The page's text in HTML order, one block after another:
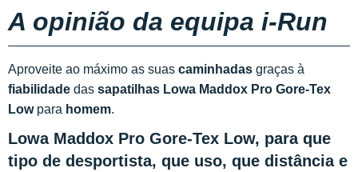
A opinião da equipa i-Run
Aproveite ao máximo as suas caminhadas graças à
fiabilidade das sapatilhas Lowa Maddox Pro Gore-Tex
Lowpara homem.
Lowa Maddox Pro Gore-Tex Low, para que
tipo de desportista, que uso, que distância e